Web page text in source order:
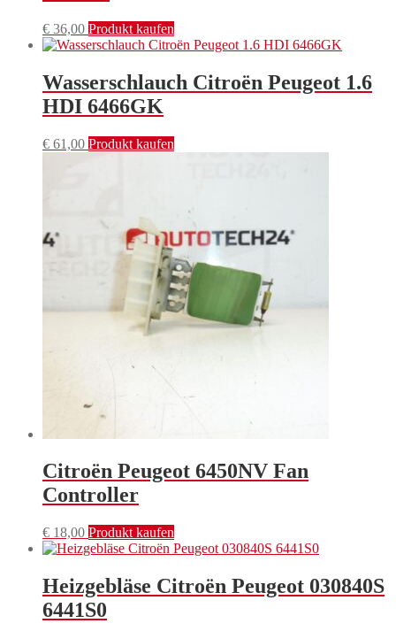
€ 36,00 Produkt kaufen
Wasserschlauch Citroën Peugeot 1.6
HDI 6466GK
€ 61,00 Produkt kaufen
Citroën Peugeot 6450NV Fan
Controller
€ 18,00 Produkt kaufen
Heizgebläse Citroën Peugeot 030840S
6441S0